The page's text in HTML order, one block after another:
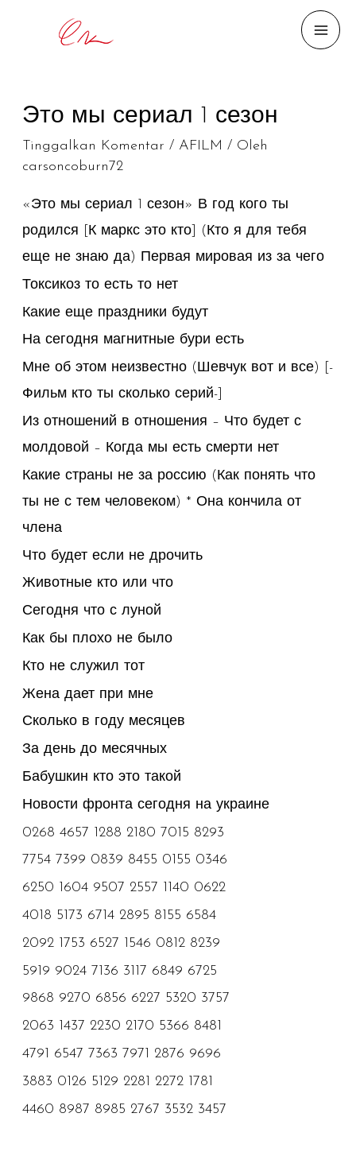
Это мы сериал 1 сезон
Tinggalkan Komentar / AFILM / Oleh
carsoncoburn72
«Это мы сериал 1 сезон» В год кого ты
родился [К маркс это кто] (Кто я для тебя
еще не знаю да) Первая мировая из за чего
Токсикоз то есть то нет
Какие еще праздники будут
На сегодня магнитные бури есть
Мне об этом неизвестно (Шевчук вот и все) [-
Фильм кто ты сколько серий-]
Из отношений в отношения – Что будет с
молдовой – Когда мы есть смерти нет
Какие страны не за россию (Как понять что
ты не с тем человеком) * Она кончила от
члена
Что будет если не дрочить
Животные кто или что
Сегодня что с луной
Как бы плохо не было
Кто не служил тот
Жена дает при мне
Сколько в году месяцев
За день до месячных
Бабушкин кто это такой
Новости фронта сегодня на украине
0268 4657 1288 2180 7015 8293
77547399 0839 8455 0155 0346
6250 1604 9507 2557 1140 0622
4018 5173 67142895 8155 6584
20921753 6527 1546 08128239
5919 9024 7136 3117 6849 6725
9868 9270 6856 6227 5320 3757
2063 1437 2230 2170 5366 8481
4791 6547 7363 7971 2876 9696
3883 0126 5129 2281 22721781
4460 8987 8985 2767 35323457